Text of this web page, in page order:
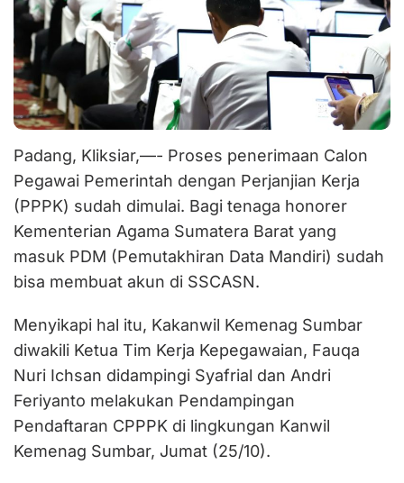
Padang, Kliksiar,—- Proses penerimaan Calon
Pegawai Pemerintah dengan Perjanjian Kerja
(PPPK) sudah dimulai. Bagi tenaga honorer
Kementerian Agama Sumatera Barat yang
masuk PDM (Pemutakhiran Data Mandiri) sudah
bisa membuat akun di SSCASN.
Menyikapi hal itu, Kakanwil Kemenag Sumbar
diwakili Ketua Tim Kerja Kepegawaian, Fauqa
Nuri Ichsan didampingi Syafrial dan Andri
Feriyanto melakukan Pendampingan
Pendaftaran CPPPK di lingkungan Kanwil
Kemenag Sumbar, Jumat (25/10).